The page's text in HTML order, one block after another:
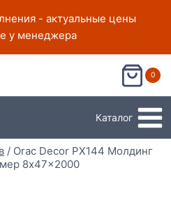
- актуальные цены
у менеджера
0
Каталог
/ Orac Decor PX144 Молдинг
8x47x2000